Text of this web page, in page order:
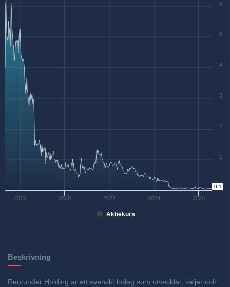
Aktiekurs
2018 2020 2022 2024 2026
0
1
2
3
4
5
6
0.1
Beskrivning
Rentunder Holding är ett svenskt bolag som utvecklar, säljer och